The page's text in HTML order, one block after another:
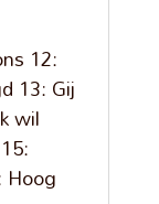
12:
13: Gij
wil